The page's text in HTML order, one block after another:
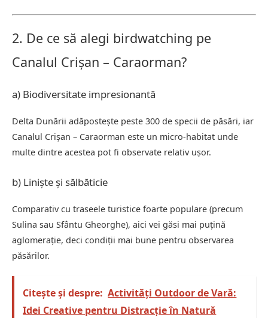
2. De ce să alegi birdwatching pe
Canalul Crișan – Caraorman?
a) Biodiversitate impresionantă
Delta Dunării adăpostește peste 300 de specii de păsări, iar
Canalul Crișan – Caraorman este un micro-habitat unde
multe dintre acestea pot fi observate relativ ușor.
b) Liniște și sălbăticie
Comparativ cu traseele turistice foarte populare (precum
Sulina sau Sfântu Gheorghe), aici vei găsi mai puțină
aglomerație, deci condiții mai bune pentru observarea
păsărilor.
Citește și despre: Activități Outdoor de Vară:
Idei Creative pentru Distracție în Natură